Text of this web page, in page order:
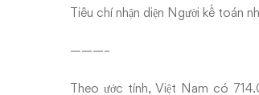
nhóm
trên,
Tiêu chí nhận diện Người kế toán
———–
Theo ước tính, Việt Nam có